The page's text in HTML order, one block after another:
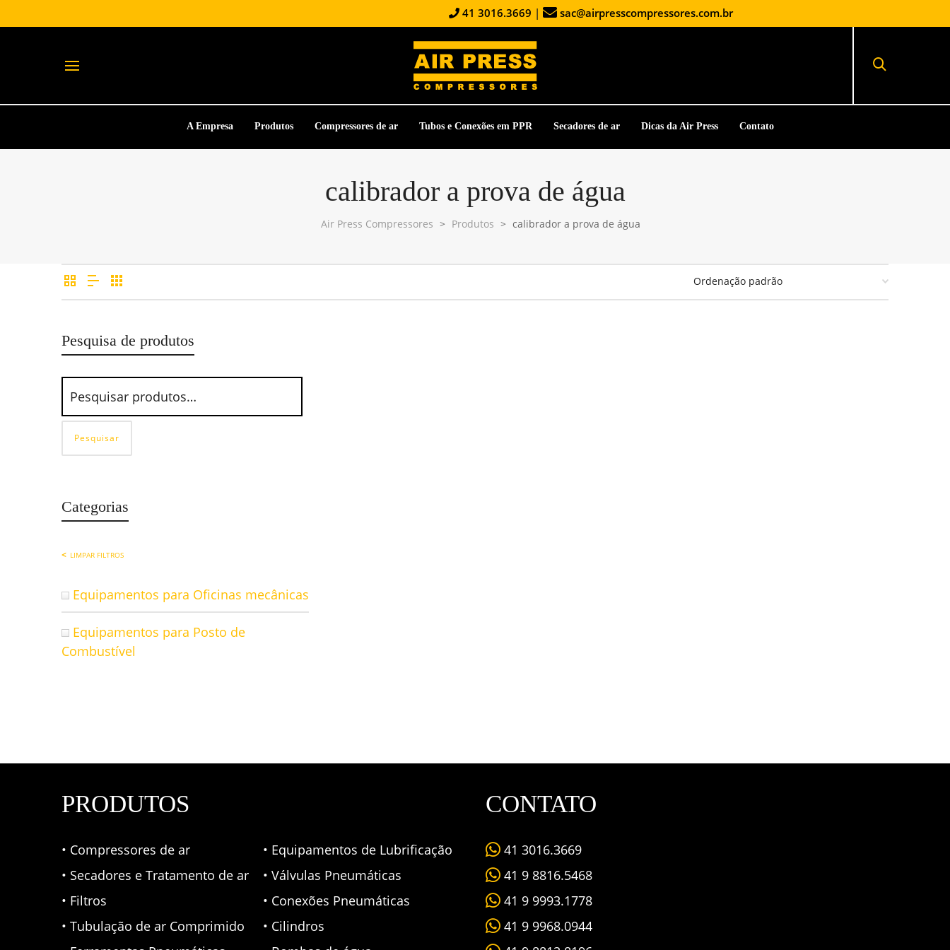
41 3016.3669 | sac@airpresscompressores.com.br
A Empresa Produtos Compressores de ar Tubos e Conexões em PPR Secadores de ar Dicas da Air Press Contato
calibrador a prova de água
Air Press Compressores > Produtos > calibrador a prova de água
Pesquisa de produtos
Pesquisar
Categorias
LIMPAR FILTROS
Equipamentos para Oficinas mecânicas
Equipamentos para Posto de
Combustível
PRODUTOS
• Compressores de ar
• Secadores e Tratamento de ar
• Filtros
• Tubulação de ar Comprimido
• Equipamentos de Lubrificação
• Válvulas Pneumáticas
• Conexões Pneumáticas
• Cilindros
CONTATO
41 3016.3669
41 9 8816.5468
41 9 9993.1778
41 9 9968.0944